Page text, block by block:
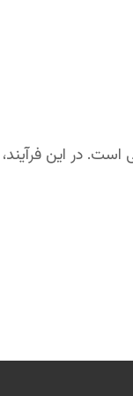
است. در این